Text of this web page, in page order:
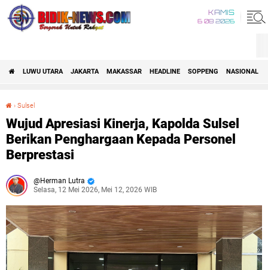
KAMIS
6 08 2026
LUWU UTARA JAKARTA MAKASSAR HEADLINE SOPPENG NASIONAL
› Sulsel
Wujud Apresiasi Kinerja, Kapolda Sulsel
Berikan Penghargaan Kepada Personel
Berprestasi
Herman Lutra
Selasa, 12 Mei 2026, Mei 12, 2026 WIB